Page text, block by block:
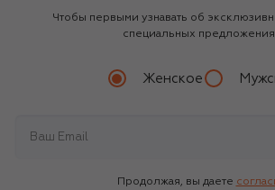
Чтобы первыми узнавать об
специальных
Женское
Продолжая, вы даете